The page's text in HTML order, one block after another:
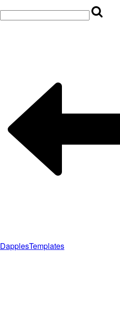
DapplesTemplates